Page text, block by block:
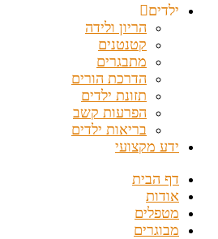
ילדים
הריון ולידה
קטנטנים
מתבגרים
הדרכת הורים
תזונת ילדים
הפרעות קשב
בריאות ילדים
ידע מקצועי
דף הבית
אודות
מטפלים
מבוגרים